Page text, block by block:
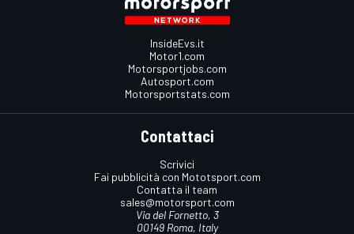
InsideEvs.it
Motor1.com
Motorsportjobs.com
Autosport.com
Motorsportstats.com
Contattaci
Scrivici
Fai pubblicità con Mototsport.com
Contatta il team
sales@motorsport.com
Via del Fornetto, 3
00149 Roma, Italy